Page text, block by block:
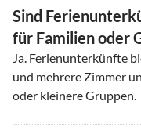
Sind
für Familien oder
Ja. Ferienunterkünfte
und mehrere Zimmer
oder kleinere Gruppen.